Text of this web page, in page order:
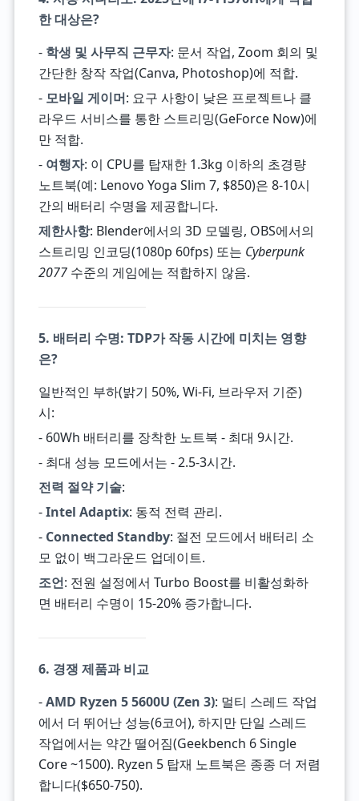
한 대상은?
- 학생 및 사무직 근무자: 문서 작업, Zoom 회의 및
간단한 창작 작업(Canva, Photoshop)에 적합.
- 모바일 게이머: 요구 사항이 낮은 프로젝트나 클
라우드 서비스를 통한 스트리밍(GeForce Now)에
만 적합.
- 여행자: 이 CPU를 탑재한 1.3kg 이하의 초경량
노트북(예: Lenovo Yoga Slim 7, $850)은 8-10시
간의 배터리 수명을 제공합니다.
제한사항: Blender에서의 3D 모델링, OBS에서의
스트리밍 인코딩(1080p 60fps) 또는 Cyberpunk
2077수준의 게임에는 적합하지 않음.
5. 배터리 수명: TDP가 작동 시간에 미치는 영향
은?
일반적인 부하(밝기 50%, Wi-Fi, 브라우저 기준)
시:
- 60Wh 배터리를 장착한 노트북 - 최대 9시간.
- 최대 성능 모드에서는 - 2.5-3시간.
전력 절약 기술:
-Intel Adaptix: 동적 전력 관리.
- Connected Standby: 절전 모드에서 배터리 소
모 없이 백그라운드 업데이트.
조언: 전원 설정에서 Turbo Boost를 비활성화하
면 배터리 수명이 15-20% 증가합니다.
6. 경쟁 제품과 비교
-AMD Ryzen 5 5600U (Zen 3): 멀티 스레드 작업
에서 더 뛰어난 성능(6코어), 하지만 단일 스레드
작업에서는 약간 떨어짐(Geekbench 6 Single
Core ~1500). Ryzen 5 탑재 노트북은 종종 더 저렴
합니다($650-750).